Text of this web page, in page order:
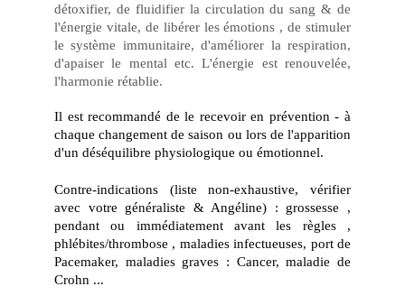
détoxifier, de fluidifier la circulation du sang & de
l'énergie vitale, de libérer les émotions , de stimuler
le système immunitaire, d'améliorer la respiration,
d'apaiser le mental etc. L'énergie est renouvelée,
l'harmonie rétablie.
Il est recommandé de le recevoir en prévention - à
chaque changement de saison ou lors de l'apparition
d'un déséquilibre physiologique ou émotionnel.
Contre-indications (liste non-exhaustive, vérifier
avec votre généraliste & Angéline) : grossesse ,
pendant ou immédiatement avant les règles ,
phlébites/thrombose , maladies infectueuses, port de
Pacemaker, maladies graves : Cancer, maladie de
Crohn ...